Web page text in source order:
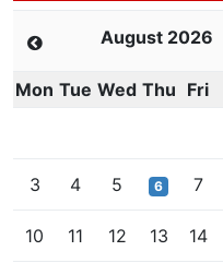
August 2026
Mon Tue Wed Thu Fri
3 4 5 6 7
10 11 12 13 14